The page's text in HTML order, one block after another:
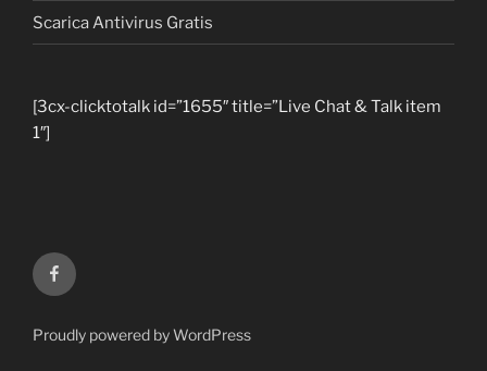
Scarica Antivirus Gratis
[3cx-clicktotalk id=”1655″ title=”Live Chat & Talk item
1″]
Facebook
Proudly powered by WordPress